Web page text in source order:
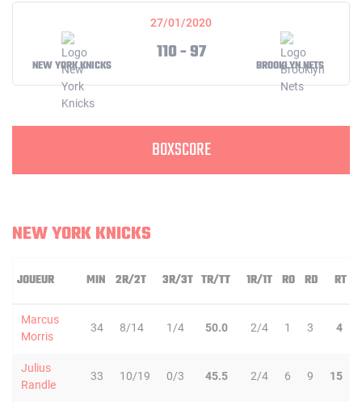
27/01/2020
NEW YORK KNICKS
110 - 97
BROOKLYN NETS
BOXSCORE
NEW YORK KNICKS
JOUEUR MIN 2R/2T 3R/3T TR/TT 1R/1T RO RD RT
Marcus
Morris
34 8/14 1/4 50.0 2/4 1 3 4
Julius
Randle
33 10/19 0/3 45.5 2/4 6 9 15